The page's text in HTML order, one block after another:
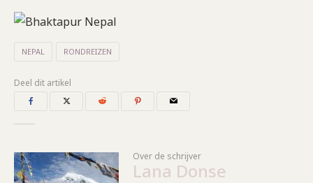
NEPAL RONDREIZEN
Deel dit artikel
Over de schrijver
Lana Donse